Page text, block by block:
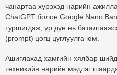
чанартаа хүрэхэд нарийн
ChatGPT болон Google Nano
туршигдаж, үр дүн нь
(prompt) цогц цуглуулга юм.
Ашиглахад хамгийн хялбар
техникийн нарийн мэдлэг